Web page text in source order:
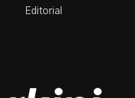
Editorial